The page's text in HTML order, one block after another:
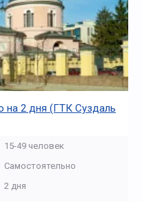
на 2 дня (ГТК Суздаль
15-49 человек
Самостоятельно
2 дня